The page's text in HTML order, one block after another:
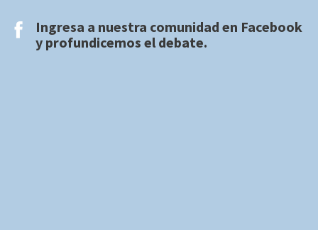
Ingresa a nuestra comunidad en Facebook
y profundicemos el debate.